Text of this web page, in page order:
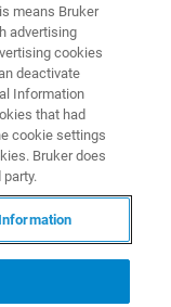
物分析学术研讨
本次会议以“有机
means Bruker
advertising
cookies
deactivate
Information
that had
cookie settings
Bruker does